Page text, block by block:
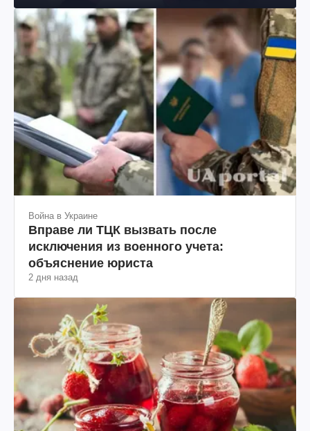
Война в Украине
Вправе ли ТЦК вызвать после
исключения из военного учета:
объяснение юриста
2 дня назад